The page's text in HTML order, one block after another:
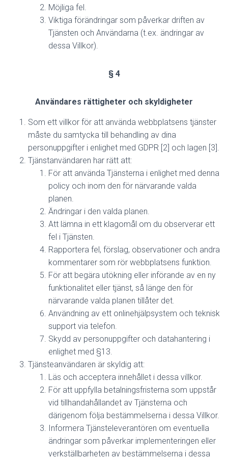
Möjliga fel.
Viktiga förändringar som påverkar driften av
Tjänsten och Användarna (t.ex. ändringar av
dessa Villkor).
§ 4
Användares rättigheter och skyldigheter
Som ett villkor för att använda webbplatsens tjänster
måste du samtycka till behandling av dina
personuppgifter i enlighet med GDPR [2] och lagen [3].
Tjänstanvändaren har rätt att:
För att använda Tjänsterna i enlighet med denna
policy och inom den för närvarande valda
planen.
Ändringar i den valda planen.
Att lämna in ett klagomål om du observerar ett
fel i Tjänsten.
Rapportera fel, förslag, observationer och andra
kommentarer som rör webbplatsens funktion.
För att begära utökning eller införande av en ny
funktionalitet eller tjänst, så länge den för
närvarande valda planen tillåter det.
Användning av ett onlinehjälpsystem och teknisk
support via telefon.
Skydd av personuppgifter och datahantering i
enlighet med §13.
Tjänsteanvändaren är skyldig att:
Läs och acceptera innehållet i dessa villkor.
För att uppfylla betalningsfristerna som uppstår
vid tillhandahållandet av Tjänsterna och
därigenom följa bestämmelserna i dessa Villkor.
Informera Tjänsteleverantören om eventuella
ändringar som påverkar implementeringen eller
verkställbarheten av bestämmelserna i dessa